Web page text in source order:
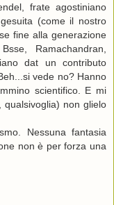
frate agostiniano
(come il nostro
fine alla generazione
Ramachandran,
dat un contributo
vede no? Hanno
scientifico. E mi
non glielo
Nessuna fantasia
non è per forza una